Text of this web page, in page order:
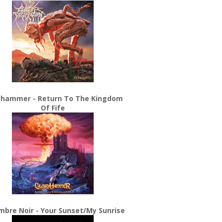
- Return To The Kingdom
Of Fife
Noir - Your Sunset/My Sunrise